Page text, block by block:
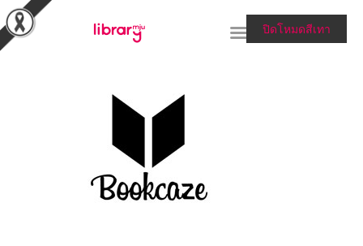
RESEARCH TOOLS &
COLLECTIONS
SERVICES & HELP
ABOUT THE LIBRARY
ปิดโหมดสีเทา